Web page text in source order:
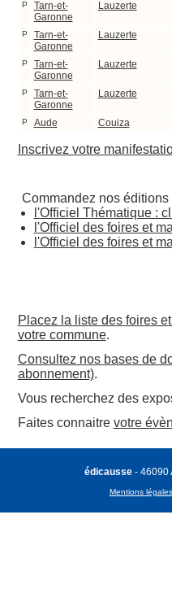
P
Tarn-et-
Garonne
Lauzerte
P
Tarn-et-
Garonne
Lauzerte
P
Tarn-et-
Garonne
Lauzerte
P
Tarn-et-
Garonne
Lauzerte
P Aude Couiza
Inscrivez votre
Commandez nos éditions
l'Officiel Thématique :
l'Officiel des foires et
l'Officiel des foires et
Placez la liste des foires
votre commune.
Consultez nos bases de
abonnement).
Vous recherchez des
Faites connaitre votre
édicausse - 46090
Mentions légales